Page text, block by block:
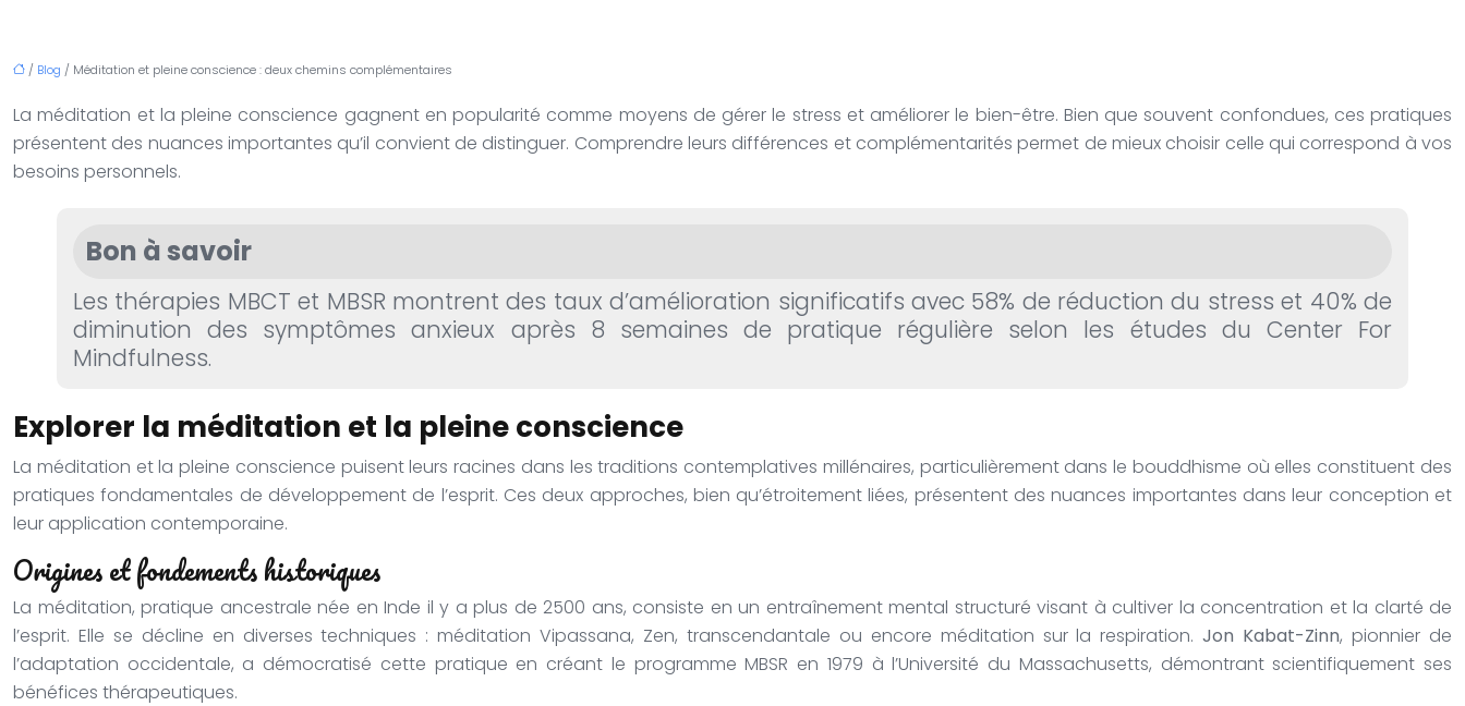
/ Blog / Méditation et pleine conscience : deux chemins complémentaires
La méditation et la pleine conscience gagnent en popularité comme moyens de gérer le stress et améliorer le bien-être. Bien que souvent confondues, ces pratiques
présentent des nuances importantes qu’il convient de distinguer. Comprendre leurs différences et complémentarités permet de mieux choisir celle qui correspond à vos
besoins personnels.
Bon à savoir
Les thérapies MBCT et MBSR montrent des taux d’amélioration significatifs avec 58% de réduction du stress et 40% de
diminution des symptômes anxieux après 8 semaines de pratique régulière selon les études du Center For
Mindfulness.
Explorer la méditation et la pleine conscience
La méditation et la pleine conscience puisent leurs racines dans les traditions contemplatives millénaires, particulièrement dans le bouddhisme où elles constituent des
pratiques fondamentales de développement de l’esprit. Ces deux approches, bien qu’étroitement liées, présentent des nuances importantes dans leur conception et
leur application contemporaine.
Origines et fondements historiques
La méditation, pratique ancestrale née en Inde il y a plus de 2500 ans, consiste en un entraînement mental structuré visant à cultiver la concentration et la clarté de
l’esprit. Elle se décline en diverses techniques : méditation Vipassana, Zen, transcendantale ou encore méditation sur la respiration.Jon Kabat-Zinn, pionnier de
l’adaptation occidentale, a démocratisé cette pratique en créant le programme MBSR en 1979 à l’Université du Massachusetts, démontrant scientifiquement ses
bénéfices thérapeutiques.